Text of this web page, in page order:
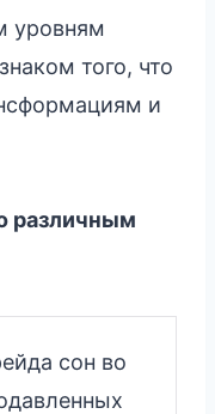
уровням
того, что
и
различным
сон во